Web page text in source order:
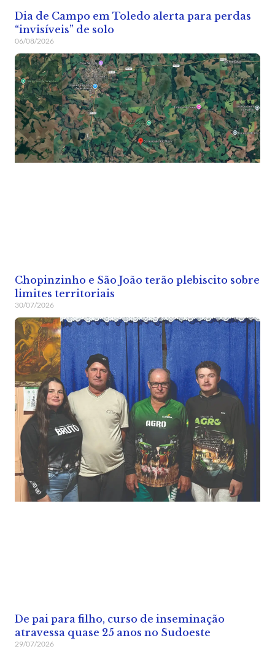
Dia de Campo em Toledo alerta para perdas
“invisíveis” de solo
06/08/2026
Chopinzinho e São João terão plebiscito sobre
limites territoriais
30/07/2026
De pai para filho, curso de inseminação
atravessa quase 25 anos no Sudoeste
29/07/2026